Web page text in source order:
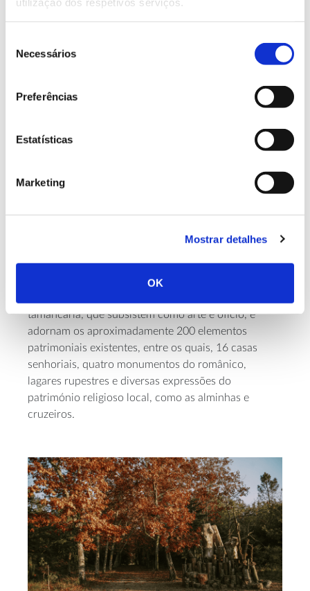
Necessários
Preferências
Estatísticas
Marketing
Mostrar detalhes
OK
o território do ponto de vista pedagógico,
transmitindo-se a importância de preservar esta
visitantes nacionais e estrangeiros ao concelho.
Do ponto de vista do valor cultural merecem
tamancaria, que subsistem como arte e ofício, e
adornam os aproximadamente 200 elementos
patrimoniais existentes, entre os quais, 16 casas
senhoriais, quatro monumentos do românico,
lagares rupestres e diversas expressões do
património religioso local, como as alminhas e
cruzeiros.